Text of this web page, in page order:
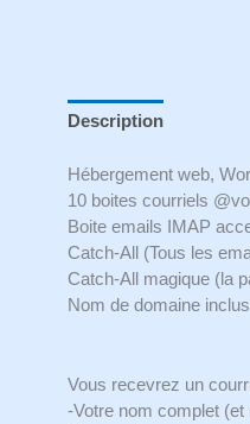
Description
Hébergement web,
10 boites courriels
Boite emails IMAP
Catch-All (Tous les
Catch-All magique (la
Nom de domaine
Vous recevrez un
-Votre nom complet